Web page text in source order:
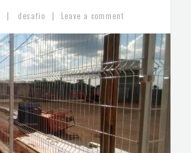
| desafio | Leave a comment